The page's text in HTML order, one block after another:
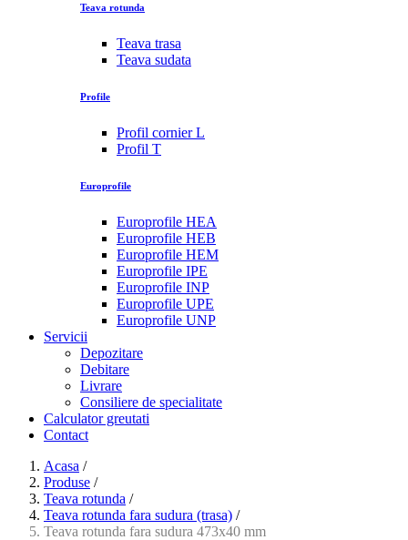
Teava rotunda
Teava trasa
Teava sudata
Profile
Profil cornier L
Profil T
Europrofile
Europrofile HEA
Europrofile HEB
Europrofile HEM
Europrofile IPE
Europrofile INP
Europrofile UPE
Europrofile UNP
Servicii
Depozitare
Debitare
Livrare
Consiliere de specialitate
Calculator greutati
Contact
Acasa /
Produse /
Teava rotunda /
Teava rotunda fara sudura (trasa) /
Teava rotunda fara sudura 473x40 mm